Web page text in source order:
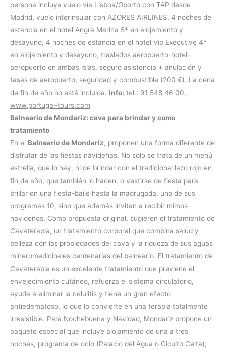
persona incluye vuelo vía Lisboa/Oporto con TAP desde
Madrid, vuelo interinsular con AZORES AIRLINES, 4 noches de
estancia en el hotel Angra Marina 5* en alojamiento y
desayuno, 4 noches de estancia en el hotel Vip Executive 4*
en alojamiento y desayuno, traslados aeropuerto-hotel-
aeropuerto en ambas islas, seguro asistencia + anulación y
tasas de aeropuerto, seguridad y combustible (200 €). La cena
de fin de año no está incluida. Info: tel.: 91 548 46 00,
www.portugal-tours.com
Balneario de Mondariz: cava para brindar y como
tratamiento
En el Balneario de Mondariz, proponen una forma diferente de
disfrutar de las fiestas navideñas. No solo se trata de un menú
estrella, que lo hay, ni de brindar con el tradicional lazo rojo en
fin de año, que también lo hacen, o vestirse de fiesta para
brillar en una fiesta-baile hasta la madrugada, uno de sus
programas 10, sino que además invitan a recibir mimos
navideños. Como propuesta original, sugieren el tratamiento de
Cavaterapia, un tratamiento corporal que combina salud y
belleza con las propiedades del cava y la riqueza de sus aguas
mineromedicinales centenarias del balneario. El tratamiento de
Cavaterapia es un excelente tratamiento que previene el
envejecimiento cutáneo, refuerza el sistema circulatorio,
ayuda a eliminar la celulitis y tiene un gran efecto
antiedematoso, lo que lo convierte en una terapia totalmente
irresistible. Para Nochebuena y Navidad, Mondáriz propone un
paquete especial que incluye alojamiento de una a tres
noches, programa de ocio (Palacio del Agua o Cicuito Celta),